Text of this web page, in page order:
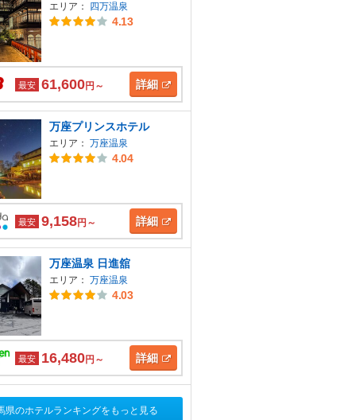
エリア： 四万温泉
4.13
最安 61,600円～ 詳細
万座プリンスホテル
エリア： 万座温泉
4.04
最安 9,158円～ 詳細
万座温泉 日進舘
エリア： 万座温泉
4.03
最安 16,480円～ 詳細
県のホテルランキングをもっと見る